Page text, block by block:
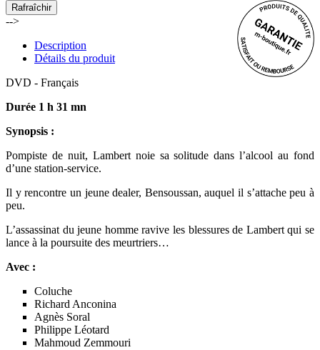
-->
Description
Détails du produit
DVD - Français
Durée 1 h 31 mn
Synopsis :
Pompiste de nuit, Lambert noie sa solitude dans l’alcool au fond
d’une station-service.
Il y rencontre un jeune dealer, Bensoussan, auquel il s’attache peu à
peu.
L’assassinat du jeune homme ravive les blessures de Lambert qui se
lance à la poursuite des meurtriers…
Avec :
Coluche
Richard Anconina
Agnès Soral
Philippe Léotard
Mahmoud Zemmouri